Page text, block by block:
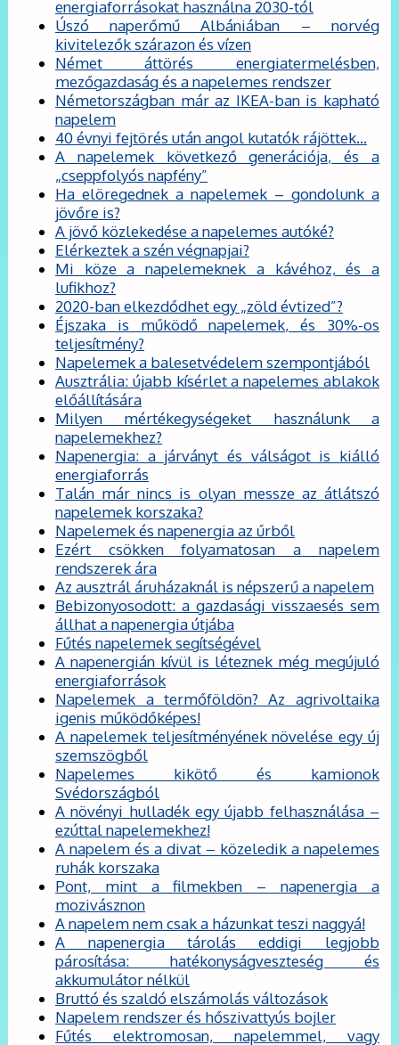
energiaforrásokat használna 2030-tól
Úszó naperőmű Albániában – norvég
kivitelezők szárazon és vízen
Német áttörés energiatermelésben,
mezőgazdaság és a napelemes rendszer
Németországban már az IKEA-ban is kapható
napelem
40 évnyi fejtörés után angol kutatók rájöttek…
A napelemek következő generációja, és a
„cseppfolyós napfény”
Ha elöregednek a napelemek – gondolunk a
jövőre is?
A jövő közlekedése a napelemes autóké?
Elérkeztek a szén végnapjai?
Mi köze a napelemeknek a kávéhoz, és a
lufikhoz?
2020-ban elkezdődhet egy „zöld évtized”?
Éjszaka is működő napelemek, és 30%-os
teljesítmény?
Napelemek a balesetvédelem szempontjából
Ausztrália: újabb kísérlet a napelemes ablakok
előállítására
Milyen mértékegységeket használunk a
napelemekhez?
Napenergia: a járványt és válságot is kiálló
energiaforrás
Talán már nincs is olyan messze az átlátszó
napelemek korszaka?
Napelemek és napenergia az űrből
Ezért csökken folyamatosan a napelem
rendszerek ára
Az ausztrál áruházaknál is népszerű a napelem
Bebizonyosodott: a gazdasági visszaesés sem
állhat a napenergia útjába
Fűtés napelemek segítségével
A napenergián kívül is léteznek még megújuló
energiaforrások
Napelemek a termőföldön? Az agrivoltaika
igenis működőképes!
A napelemek teljesítményének növelése egy új
szemszögből
Napelemes kikötő és kamionok
Svédországból
A növényi hulladék egy újabb felhasználása –
ezúttal napelemekhez!
A napelem és a divat – közeledik a napelemes
ruhák korszaka
Pont, mint a filmekben – napenergia a
mozivásznon
A napelem nem csak a házunkat teszi naggyá!
A napenergia tárolás eddigi legjobb
párosítása: hatékonyságveszteség és
akkumulátor nélkül
Bruttó és szaldó elszámolás változások
Napelem rendszer és hőszivattyús bojler
Fűtés elektromosan, napelemmel, vagy